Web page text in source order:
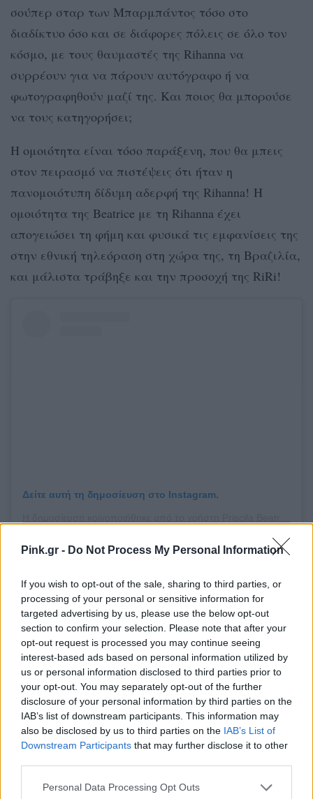
Pink.gr - Do Not Process My Personal Information
If you wish to opt-out of the sale, sharing to third parties, or
processing of your personal or sensitive information for
targeted advertising by us, please use the below opt-out
section to confirm your selection. Please note that after your
opt-out request is processed you may continue seeing
interest-based ads based on personal information utilized by
us or personal information disclosed to third parties prior to
your opt-out. You may separately opt-out of the further
disclosure of your personal information by third parties on the
IAB’s list of downstream participants. This information may
also be disclosed by us to third parties on the IAB’s List of
Downstream Participants that may further disclose it to other
Personal Data Processing Opt Outs
σούπερ σταρ των Μπαρμπάντος τόσο στο
διαδίκτυο όσο και σε διάφορες πόλεις σε όλο τον
κόσμο, με τους θαυμαστές της Rihanna να
συρρέουν για να πάρουν αυτόγραφο ή να
φωτογραφηθούν μαζί της. Και ποιος θα μπορούσε
να τους κατηγορήσει;
Η ομοιότητα είναι τόσο παράξενη, που θα μπεις
στον πειρασμό να πιστέψεις ότι ήταν η
πανομοιότυπη δίδυμη αδερφή της Rihanna! Η
ομοιότητα της Beatrice με τη Rihanna έχει
απογειώσει τη φήμη και φυσικά τις εμφανίσεις της
στην εθνική τηλεόραση στη χώρα της, τη Βραζιλία,
και μάλιστα τράβηξε και την προσοχή της RiRi!
Δείτε αυτή τη δημοσίευση στο Instagram.
ΔΙΑΦΗΜΙΣΗ